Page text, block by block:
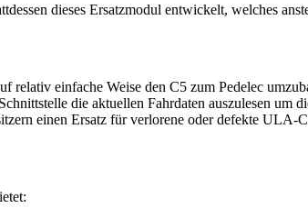
dieses Ersatzmodul entwickelt, welches
einfache Weise den C5 zum Pedelec
die aktuellen Fahrdaten auszulesen um
einen Ersatz für verlorene oder defekte ULA-